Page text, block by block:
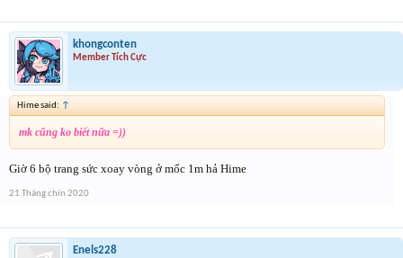
khongconten
Member Tích Cực
Hime said: ↑
mk cũng ko biết nữa =))
Giờ 6 bộ trang sức xoay vòng ở mốc 1m hả Hime
21 Tháng chín 2020
Enels228